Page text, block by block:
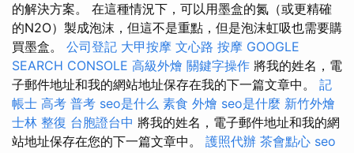
的解決方案。 在這種情況下，可以用墨盒的氮（或更精確
的N2O）製成泡沫，但這不是重點，但是泡沫虹吸也需要購
買墨盒。 公司登記 大甲按摩 文心路 按摩 GOOGLE
SEARCH CONSOLE 高級外燴 關鍵字操作 將我的姓名，電
子郵件地址和我的網站地址保存在我的下一篇文章中。 記
帳士 高考 普考 seo是什么 素食 外燴 seo是什麼 新竹外燴
士林 整復 台胞證台中 將我的姓名，電子郵件地址和我的網
站地址保存在您的下一篇文章中。 護照代辦 茶會點心 seo